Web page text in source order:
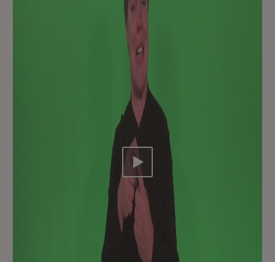
Video abspielen